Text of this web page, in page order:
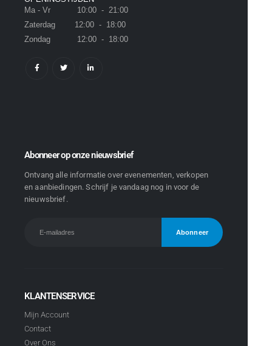
Ma - Vr 10:00 - 21:00
Zaterdag 12:00 - 18:00
Zondag 12:00 - 18:00
Abonneer op onze nieuwsbrief
Ontvang alle informatie over evenementen, verkopen
en aanbiedingen. Schrijf je vandaag nog in voor de
nieuwsbrief.
KLANTENSERVICE
Mijn Account
Contact
Over Ons